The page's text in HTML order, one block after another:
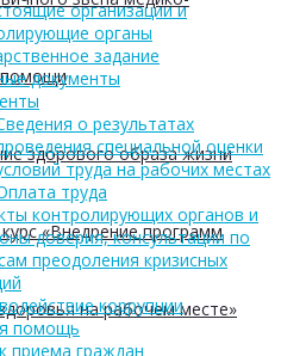
помощи
здорового образа жизни
«Внедрение программ
на рабочем месте»
организации и
органы
задание
документы
о результатах
специальной оценки
труда на рабочих местах
труда
контролирующих органов и
доверия, консультации по
преодоления кризисных
коррупции
помощь
приема граждан